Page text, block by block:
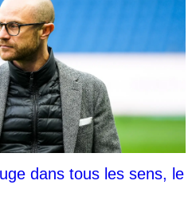
dans tous les sens, le